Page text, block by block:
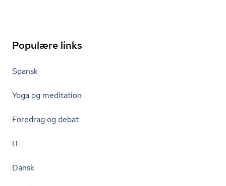
Populære links
Spansk
Yoga og meditation
Foredrag og debat
IT
Dansk